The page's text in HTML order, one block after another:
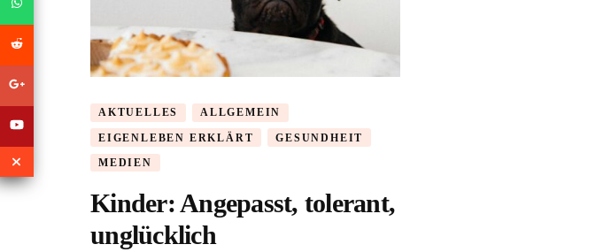
AKTUELLES ALLGEMEIN
EIGENLEBEN ERKLÄRT GESUNDHEIT
MEDIEN
Kinder: Angepasst, tolerant,
unglücklich